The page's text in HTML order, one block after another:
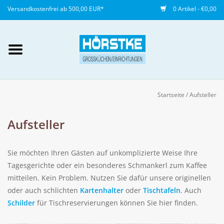
Versandkostenfrei ab 500,00 EUR* 0 Artikel - €0,00
anlegen
Gedeckter Tisch
Buffet
Startseite /Aufsteller
Aufsteller
Sie möchten Ihren Gästen auf unkomplizierte Weise Ihre
Tagesgerichte oder ein besonderes Schmankerl zum Kaffee
mitteilen. Kein Problem. Nutzen Sie dafür unsere originellen
oder auch schlichten Kartenhalter oder Tischtafeln. Auch
Schilder für Tischreservierungen können Sie hier finden.